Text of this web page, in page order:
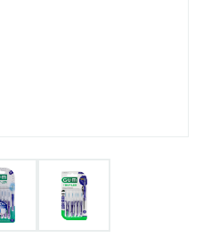
View larger imageView larger image